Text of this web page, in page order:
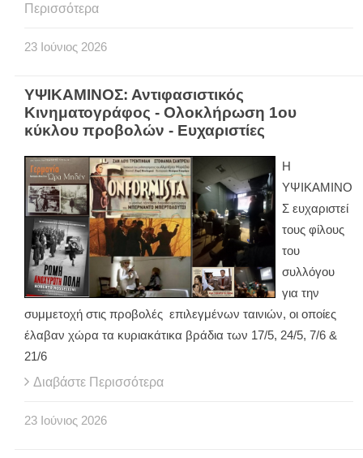
Περισσότερα
23 Ιούνιος 2026
ΥΨΙΚΑΜΙΝΟΣ: Αντιφασιστικός
Κινηματογράφος - Ολοκλήρωση 1ου
κύκλου προβολών - Ευχαριστίες
Η
ΥΨΙΚΑΜΙΝΟ
Σ ευχαριστεί
τους φίλους
του
συλλόγου
για την
συμμετοχή στις προβολές επιλεγμένων ταινιών, οι οποίες
έλαβαν χώρα τα κυριακάτικα βράδια των 17/5, 24/5, 7/6 &
21/6
Διαβάστε Περισσότερα
23 Ιούνιος 2026